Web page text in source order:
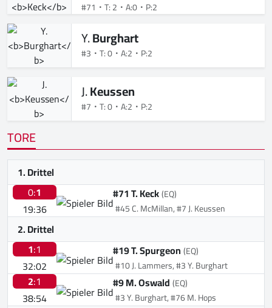
#71 T: 2 A:0 P:2
Y.Burghart
#3 T: 0 A:2 P:2
J.Keussen
#7 T: 0 A:2 P:2
TORE
1. Drittel
0:1
19:36
#71 T. Keck(EQ)
#45 C. McMillan, #7 J. Keussen
2. Drittel
1:1
32:02
#19 T. Spurgeon(EQ)
#10 J. Lammers, #3 Y. Burghart
2:1
38:54
#9 M. Oswald(EQ)
#3 Y. Burghart, #76 M. Hops